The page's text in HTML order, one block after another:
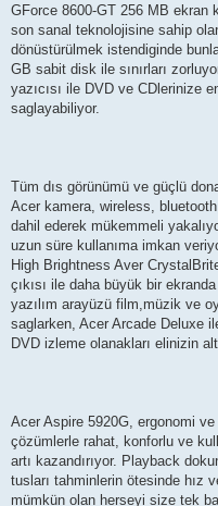
GForce 8600-GT 256 MB ekran
son sanal teknolojisine sahip
dönüstürülmek istendiginde
GB sabit disk ile sınırları
yazıcısı ile DVD ve CDlerinize
saglayabiliyor.
Tüm dıs görünümü ve güçlü
Acer kamera, wireless,
dahil ederek mükemmeli
uzun süre kullanıma imkan
High Brightness Aver
çıkısı ile daha büyük bir
yazılım arayüzü film,müzik ve
saglarken, Acer Arcade Deluxe
DVD izleme olanakları elinizin
Acer Aspire 5920G, ergonomi
çözümlerle rahat, konforlu ve
artı kazandırıyor. Playback
tusları tahminlerin ötesinde hız
mümkün olan herseyi size tek